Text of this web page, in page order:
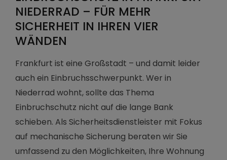
NIEDERRAD – FÜR MEHR
SICHERHEIT IN IHREN VIER
WÄNDEN
Frankfurt ist eine Großstadt – und damit leider
auch ein Einbruchsschwerpunkt. Wer in
Niederrad wohnt, sollte das Thema
Einbruchschutz nicht auf die lange Bank
schieben. Als Sicherheitsdienstleister mit Fokus
auf mechanische Sicherung beraten wir Sie
umfassend zu den Möglichkeiten, Ihre Wohnung